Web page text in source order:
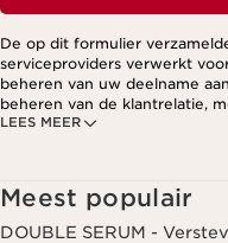
LEES MEER
De op dit formulier
serviceproviders verwerkt
beheren van uw deelname
beheren van de klantrelatie,
aanbiedingen te kunnen
Meest populair
DOUBLE SERUM -